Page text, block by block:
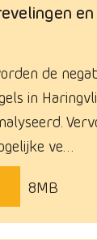
de
in
ve…
8MB